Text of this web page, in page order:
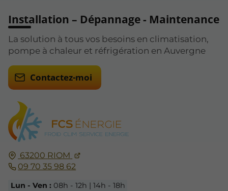
63200 RIOM
09 70 35 98 62
Lun - Ven : 08h - 12h | 14h - 18h
Installation – Dépannage - Maintenance
La solution à tous vos besoins en climatisation,
pompe à chaleur et réfrigération en Auvergne
Contactez-moi